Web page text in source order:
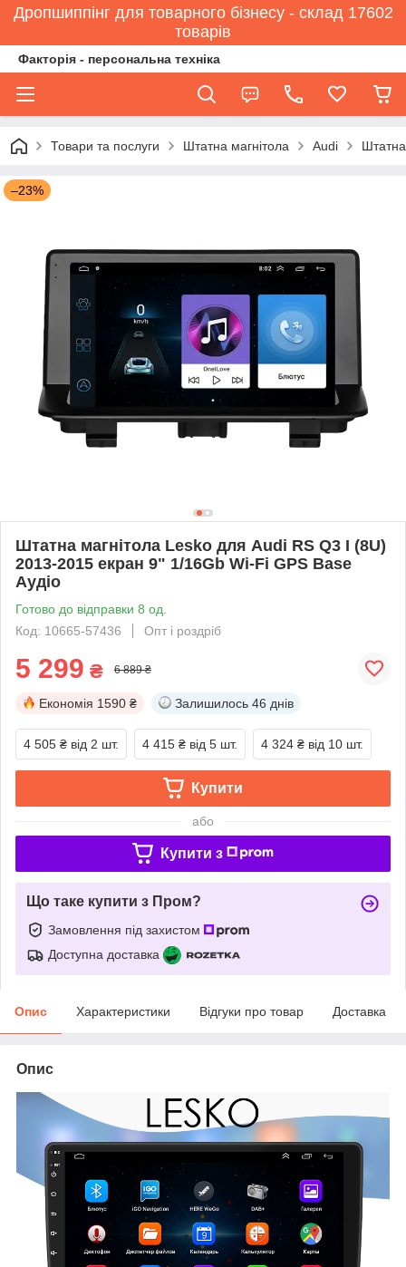
Дропшиппінг для товарного бізнесу - склад 17602
товарів
Факторія - персональна техніка
Товари та послуги Штатна магнітола Audi
–23%
Штатна магнітола Lesko для Audi RS Q3 I (8U)
2013-2015 екран 9" 1/16Gb Wi-Fi GPS Base
Аудіо
Готово до відправки 8 од.
Код: 10665-57436
Опт і роздріб
5 299 ₴ 6 889 ₴
Економія 1590 ₴ Залишилось 46 днів
4 505 ₴ від 2 шт. 4 415 ₴ від 5 шт. 4 324 ₴ від 10 шт.
Купити
або
Купити з
Що таке купити з Пром?
Замовлення під захистом
Доступна доставка
Опис Характеристики Відгуки про товар Доставка
Опис